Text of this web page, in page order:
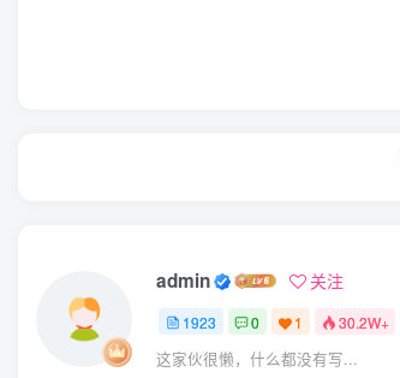
admin 关注
1923 0 1 30.2W+
这家伙很懒，什么都没有写...